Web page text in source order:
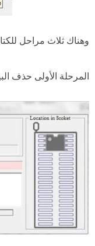
وهناك ثلاث مراحل
المرحلة الأولى حذف